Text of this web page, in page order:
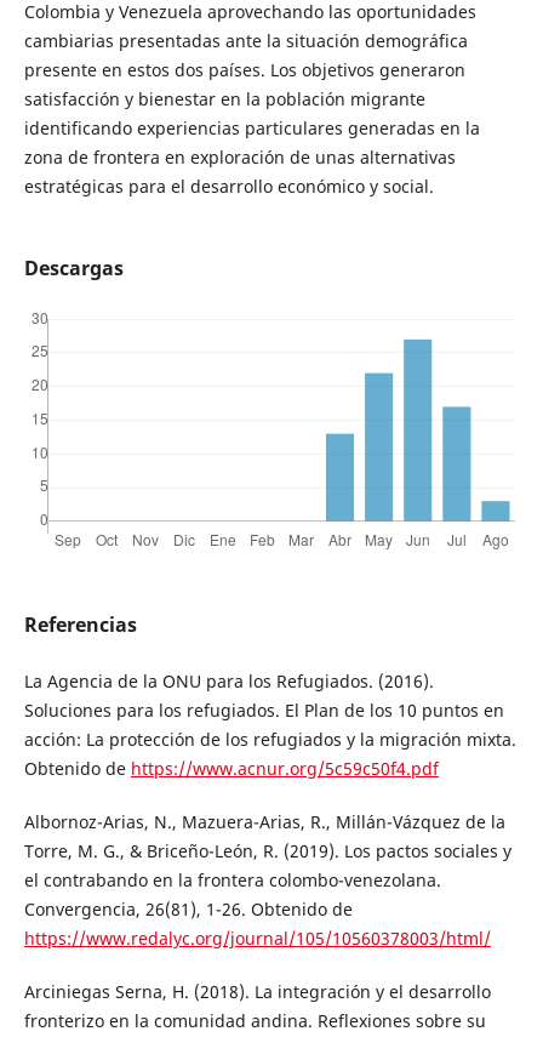
Colombia y Venezuela aprovechando las oportunidades
cambiarias presentadas ante la situación demográfica
presente en estos dos países. Los objetivos generaron
satisfacción y bienestar en la población migrante
identificando experiencias particulares generadas en la
zona de frontera en exploración de unas alternativas
estratégicas para el desarrollo económico y social.
Descargas
Referencias
La Agencia de la ONU para los Refugiados. (2016).
Soluciones para los refugiados. El Plan de los 10 puntos en
acción: La protección de los refugiados y la migración mixta.
Obtenido de https://www.acnur.org/5c59c50f4.pdf
Albornoz-Arias, N., Mazuera-Arias, R., Millán-Vázquez de la
Torre, M. G., & Briceño-León, R. (2019). Los pactos sociales y
el contrabando en la frontera colombo-venezolana.
Convergencia, 26(81), 1-26. Obtenido de
https://www.redalyc.org/journal/105/10560378003/html/
Arciniegas Serna, H. (2018). La integración y el desarrollo
fronterizo en la comunidad andina. Reflexiones sobre su